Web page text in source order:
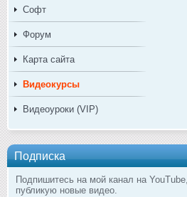
Софт
Форум
Карта сайта
Видеокурсы
Видеоуроки (VIP)
Подписка
Подпишитесь на мой канал на
публикую новые видео.